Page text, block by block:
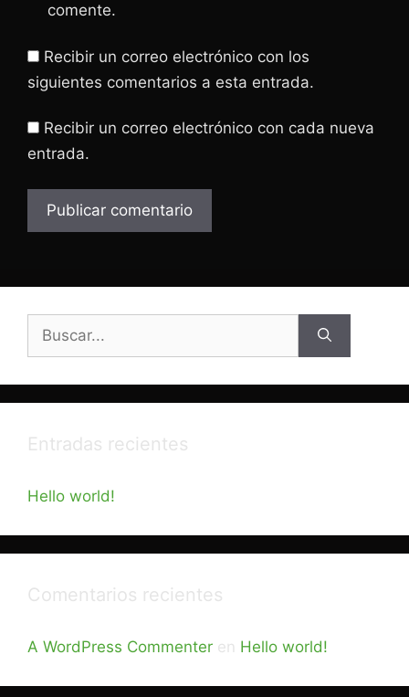
comente.
Recibir un correo electrónico con los
siguientes comentarios a esta entrada.
Recibir un correo electrónico con cada nueva
entrada.
Entradas recientes
Hello world!
Comentarios recientes
A WordPress Commenter en Hello world!